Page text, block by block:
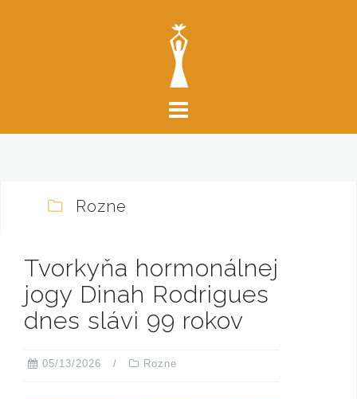
c
Rozne
Tvorkyňa hormonálnej
jogy Dinah Rodrigues
dnes slávi 99 rokov
05/13/2026 Rozne